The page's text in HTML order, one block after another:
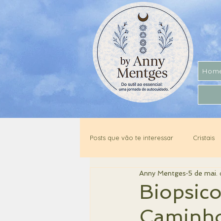
Posts que vão te interessar Cristais
Óleos Essenciais Turismo
Constelação Familiar
Anny Mentges 5 de mai.